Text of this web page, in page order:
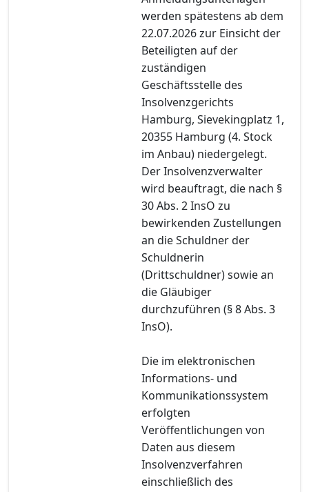
werden spätestens ab dem
22.07.2026 zur Einsicht der
Beteiligten auf der
zuständigen
Geschäftsstelle des
Insolvenzgerichts
Hamburg, Sievekingplatz 1,
20355 Hamburg (4. Stock
im Anbau) niedergelegt.
Der Insolvenzverwalter
wird beauftragt, die nach §
30 Abs. 2 InsO zu
bewirkenden Zustellungen
an die Schuldner der
Schuldnerin
(Drittschuldner) sowie an
die Gläubiger
durchzuführen (§ 8 Abs. 3
InsO).
Die im elektronischen
Informations- und
Kommunikationssystem
erfolgten
Veröffentlichungen von
Daten aus diesem
Insolvenzverfahren
einschließlich des